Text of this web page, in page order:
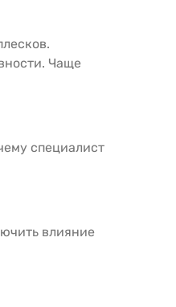
Чаще
специалист
влияние